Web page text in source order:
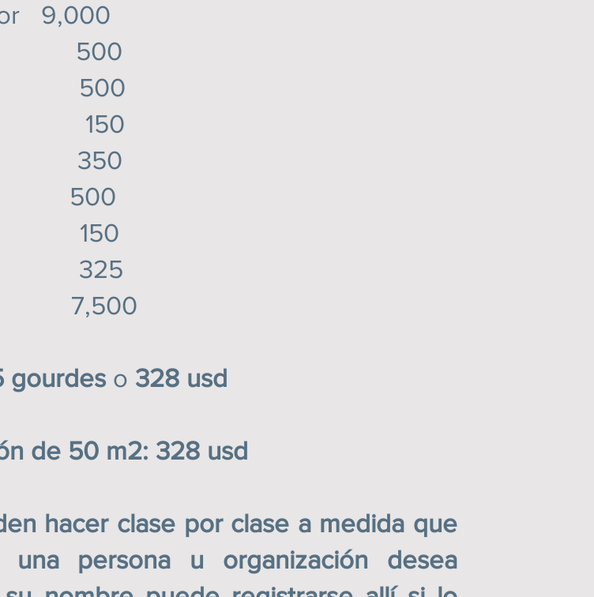
9,000
500
150
350
500
150
325
o 328 usd
de 50 m2: 328 usd
clase por clase a medida que
una persona u organización desea